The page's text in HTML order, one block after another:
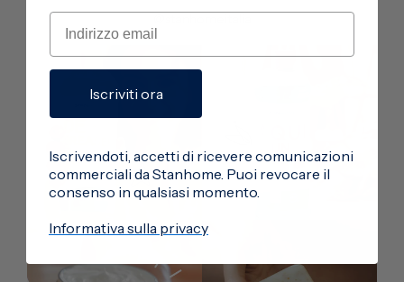
Iscriviti ora
Iscrivendoti, accetti di ricevere comunicazioni
commerciali da Stanhome. Puoi revocare il
consenso in qualsiasi momento.
Informativa sulla privacy